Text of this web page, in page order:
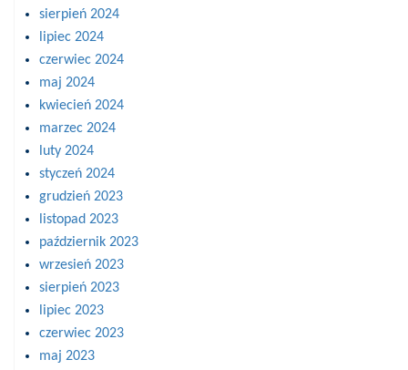
sierpień 2024
lipiec 2024
czerwiec 2024
maj 2024
kwiecień 2024
marzec 2024
luty 2024
styczeń 2024
grudzień 2023
listopad 2023
październik 2023
wrzesień 2023
sierpień 2023
lipiec 2023
czerwiec 2023
maj 2023